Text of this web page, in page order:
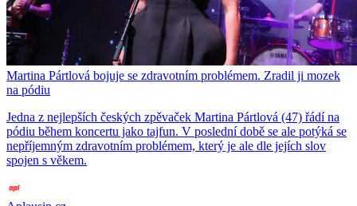
Martina Pártlová bojuje se zdravotním problémem. Zradil ji mozek
na pódiu
Jedna z nejlepších českých zpěvaček Martina Pártlová (47) řádí na
pódiu během koncertu jako tajfun. V poslední době se ale potýká se
nepříjemným zdravotním problémem, který je ale dle jejích slov
spojen s věkem.